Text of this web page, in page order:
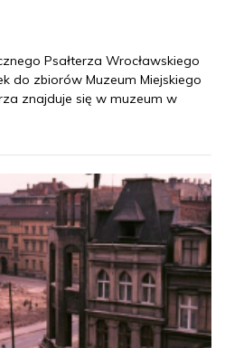
Psałterza Wrocławskiego
do zbiorów Muzeum Miejskiego
znajduje się w muzeum w